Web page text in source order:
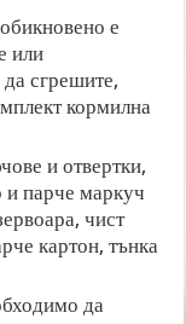
е
или
да сгрешите,
кормилна
и отвертки,
и парче маркуч
чист
картон, тънка
да